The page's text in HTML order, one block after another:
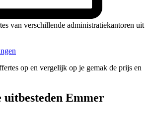
van verschillende administratiekantoren uit
op en vergelijk op je gemak de prijs en
Emmer